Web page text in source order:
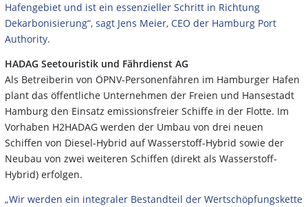
Hafengebiet und ist ein essenzieller Schritt in Richtung
Dekarbonisierung“, sagt Jens Meier, CEO der Hamburg Port
Authority.
HADAG Seetouristik und Fährdienst AG
Als Betreiberin von ÖPNV-Personenfähren im Hamburger Hafen
plant das öffentliche Unternehmen der Freien und Hansestadt
Hamburg den Einsatz emissionsfreier Schiffe in der Flotte. Im
Vorhaben H2HADAG werden der Umbau von drei neuen
Schiffen von Diesel-Hybrid auf Wasserstoff-Hybrid sowie der
Neubau von zwei weiteren Schiffen (direkt als Wasserstoff-
Hybrid) erfolgen.
„Wir werden ein integraler Bestandteil der Wertschöpfungskette